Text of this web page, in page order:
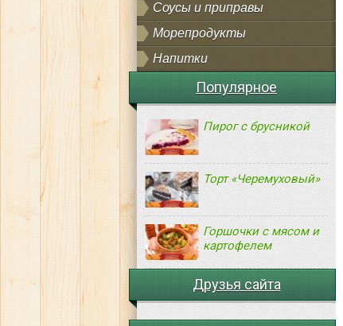
Соусы и приправы
Морепродукты
Напитки
Популярное
Пирог с брусникой
Торт «Черемуховый»
Горшочки с мясом и
картофелем
Друзья сайта